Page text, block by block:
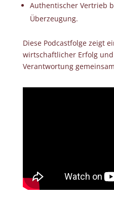
Authentischer Vertrieb
Überzeugung.
Diese Podcastfolge zeigt
wirtschaftlicher Erfolg
Verantwortung